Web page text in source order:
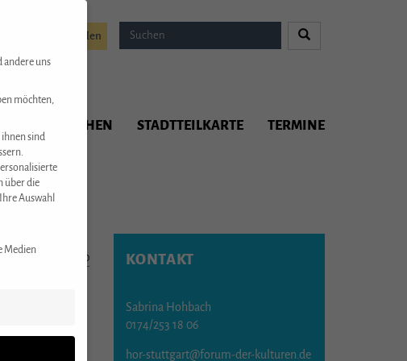
Spenden
MITMACHEN STADTTEILKARTE TERMINE
am 05.02.2020 KONTAKT
Sabrina Hohbach
0174/253 18 06
hor-stuttgart@forum-der-kulturen.de
andere uns
möchten,
sind
über die
Auswahl
Medien